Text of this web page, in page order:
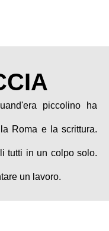
piccolino ha
Roma e la scrittura.
tutti in un colpo solo.
un lavoro.